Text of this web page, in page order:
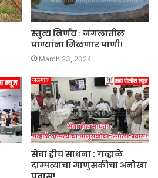
स्तुत्य निर्णय : जंगलातील
प्राण्यांना मिळणार पाणी!
March 23, 2024
सेवा हीच साधना : गव्हाळे
दाम्पत्याचा माणुसकीचा अनोखा